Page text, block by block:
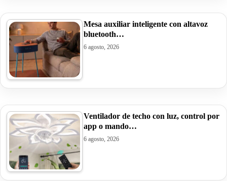
Mesa auxiliar inteligente con altavoz
bluetooth…
6 agosto, 2026
Ventilador de techo con luz, control por
app o mando…
6 agosto, 2026